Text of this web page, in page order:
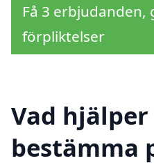
Få 3 erbjudanden,
förpliktelser
Vad
bestämma